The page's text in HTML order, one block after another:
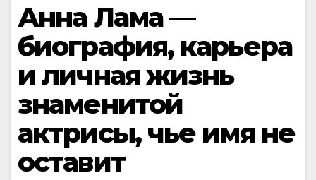
Анна Лама —
биография, карьера
и личная жизнь
знаменитой
актрисы, чье имя не
оставит